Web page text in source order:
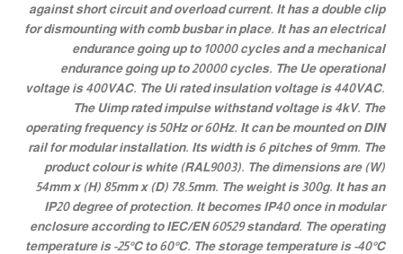
against short circuit and overload current. It has a double clip
for dismounting with comb busbar in place. It has an electrical
endurance going up to 10000 cycles and a mechanical
endurance going up to 20000 cycles. The Ue operational
voltage is 400VAC. The Ui rated insulation voltage is 440VAC.
The Uimp rated impulse withstand voltage is 4kV. The
operating frequency is 50Hz or 60Hz. It can be mounted on DIN
rail for modular installation. Its width is 6 pitches of 9mm. The
product colour is white (RAL9003). The dimensions are (W)
54mm x (H) 85mm x (D) 78.5mm. The weight is 300g. It has an
IP20 degree of protection. It becomes IP40 once in modular
enclosure according to IEC/EN 60529 standard. The operating
temperature is -25°C to 60°C. The storage temperature is -40°C